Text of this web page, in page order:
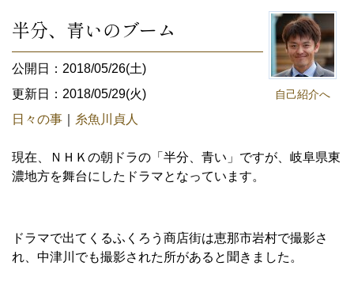
自己紹介へ
半分、青いのブーム
公開日：2018/05/26(土)
更新日：2018/05/29(火)
日々の事
糸魚川貞人
現在、ＮＨＫの朝ドラの「半分、青い」ですが、岐阜県東
濃地方を舞台にしたドラマとなっています。
ドラマで出てくるふくろう商店街は恵那市岩村で撮影さ
れ、中津川でも撮影された所があると聞きました。